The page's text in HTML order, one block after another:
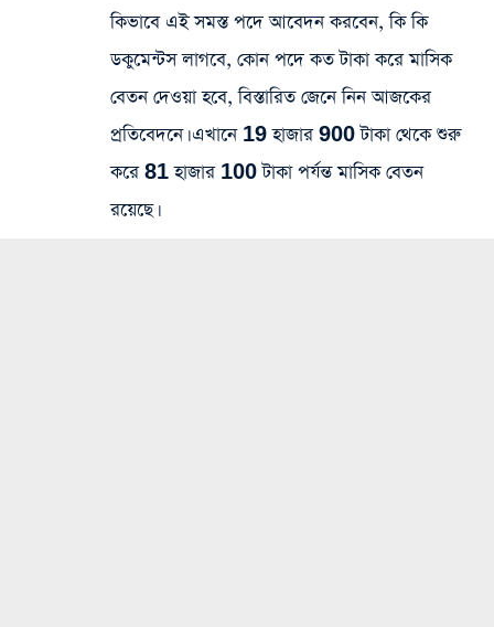
কিভাবে এই সমস্ত পদে আবেদন করবেন, কি কি
ডকুমেন্টস লাগবে, কোন পদে কত টাকা করে মাসিক
বেতন দেওয়া হবে, বিস্তারিত জেনে নিন আজকের
প্রতিবেদনে। এখানে 19 হাজার 900 টাকা থেকে শুরু
করে 81 হাজার 100 টাকা পর্যন্ত মাসিক বেতন
রয়েছে।